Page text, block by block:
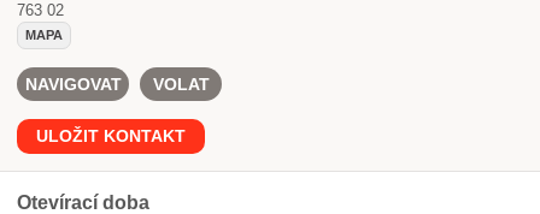
763 02
MAPA
NAVIGOVAT VOLAT
ULOŽIT KONTAKT
Otevírací doba